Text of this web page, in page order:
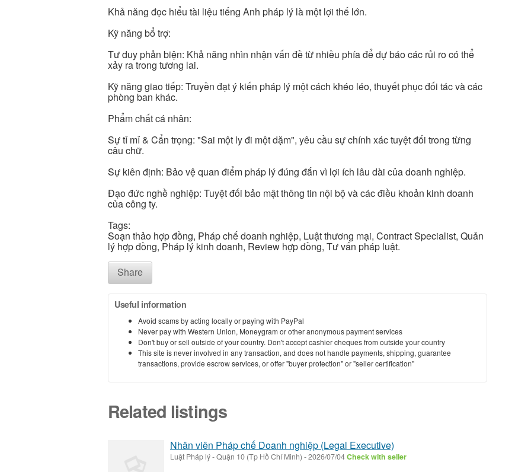
Khả năng đọc hiểu tài liệu tiếng Anh pháp lý là một lợi thế lớn.
Kỹ năng bổ trợ:
Tư duy phản biện: Khả năng nhìn nhận vấn đề từ nhiều phía để dự báo các rủi ro có thể
xảy ra trong tương lai.
Kỹ năng giao tiếp: Truyền đạt ý kiến pháp lý một cách khéo léo, thuyết phục đối tác và các
phòng ban khác.
Phẩm chất cá nhân:
Sự tỉ mỉ & Cẩn trọng: "Sai một ly đi một dặm", yêu cầu sự chính xác tuyệt đối trong từng
câu chữ.
Sự kiên định: Bảo vệ quan điểm pháp lý đúng đắn vì lợi ích lâu dài của doanh nghiệp.
Đạo đức nghề nghiệp: Tuyệt đối bảo mật thông tin nội bộ và các điều khoản kinh doanh
của công ty.
Tags:
Soạn thảo hợp đồng, Pháp chế doanh nghiệp, Luật thương mại, Contract Specialist, Quản
lý hợp đồng, Pháp lý kinh doanh, Review hợp đồng, Tư vấn pháp luật.
Share
Useful information
Avoid scams by acting locally or paying with PayPal
Never pay with Western Union, Moneygram or other anonymous payment services
Don't buy or sell outside of your country. Don't accept cashier cheques from outside your country
This site is never involved in any transaction, and does not handle payments, shipping, guarantee
transactions, provide escrow services, or offer "buyer protection" or "seller certification"
Related listings
Nhân viên Pháp chế Doanh nghiệp (Legal Executive)
Luật Pháp lý-Quận 10 (Tp Hồ Chí Minh) -2026/07/04Check with seller